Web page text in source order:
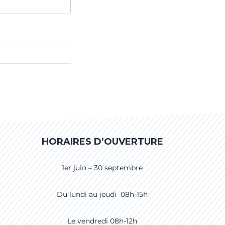
HORAIRES D’OUVERTURE
1er juin – 30 septembre
Du lundi au jeudi 08h-15h
Le vendredi 08h-12h